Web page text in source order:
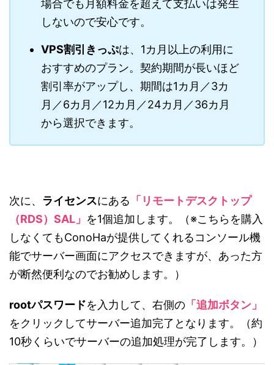
場合でも月額料金を超えて支払いは発生
しないので安心です。
VPS割引きっぷは、1カ月以上の利用に
おすすめのプラン。契約期間が長いほど
割引率がアップし、期間は1カ月／3カ
月／6カ月／12カ月／24カ月／36カ月
から選択できます。
次に、 ライセンスにある 「リモートデスクトップ
（RDS）SAL」 を1個追加します。（※こちらを購入
しなくてもConoHaが提供してくれるコンソール機
能でサーバー画面にアクセスできますが、あった方
が断然便利なのでお勧めします。）
rootパスワードを入力して、右側の 「追加ボタン」
をクリックしてサーバー追加完了となります。（約
10秒くらいでサーバーの追加処理が完了します。）